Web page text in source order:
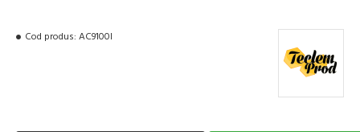
Cod produs: AC9100I